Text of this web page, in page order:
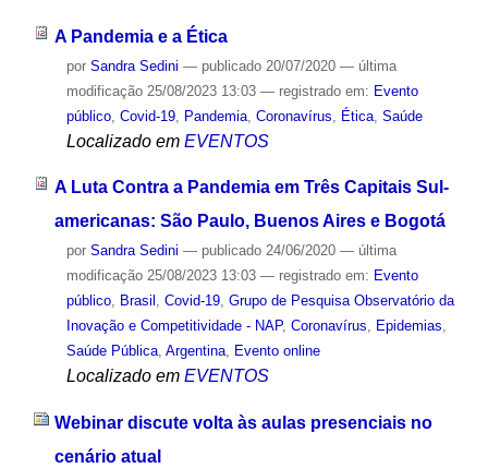
A Pandemia e a Ética
por Sandra Sedini — publicado20/07/2020 — última
modificação25/08/2023 13:03 — registrado em: Evento
público, Covid-19, Pandemia, Coronavírus Ética, Saúde
Localizado em EVENTOS
A Luta Contra a Pandemia em Três Capitais Sul-
americanas: São Paulo, Buenos Aires e Bogotá
por Sandra Sedini — publicado24/06/2020 — última
modificação25/08/2023 13:03 — registrado em: Evento
público, Brasil , Covid-19, Grupo de Pesquisa Observatório da
Inovação e Competitividade - NAP, Coronavírus, Epidemias,
Saúde Pública, Argentina, Evento online
Localizado em EVENTOS
Webinar discute volta às aulas presenciais no
cenário atual